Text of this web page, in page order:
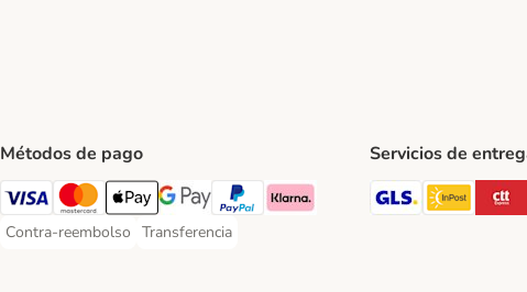
Métodos de pago
Visa Payment Method
Mastercard Payment Method
Apple Pay Payment Method
Google Pay Payment Method
PayPal Payment Method
Klarna Payment Method
Contra-reembolso
Contra-reembolso Payment Method
Transferencia
Transferencia Payment Method
Servicios de
GLS Shipping